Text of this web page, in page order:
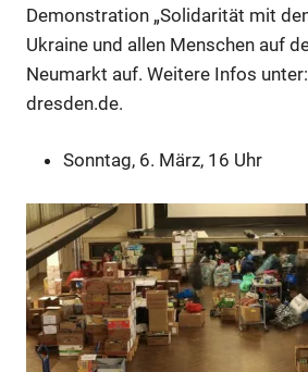
Anzeige
Demonstration „Solidarität mit
Ukraine und allen Menschen auf
Neumarkt auf. Weitere Infos unter:
dresden.de.
Sonntag, 6. März, 16 Uhr